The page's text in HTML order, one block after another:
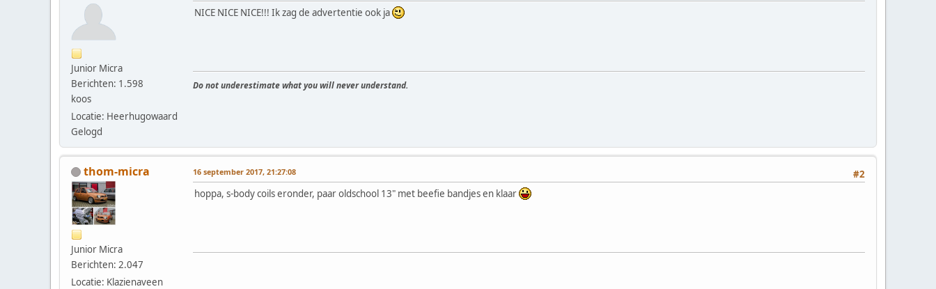
Junior Micra
Berichten: 1.598
koos
Locatie: Heerhugowaard
Gelogd
NICE NICE NICE!!! Ik zag de advertentie ook ja
Do not underestimate what you will never understand.
thom-micra
Junior Micra
Berichten: 2.047
Locatie: Klazienaveen
#2
16 september 2017, 21:27:08
hoppa, s-body coils eronder, paar oldschool 13" met beefie bandjes en klaar